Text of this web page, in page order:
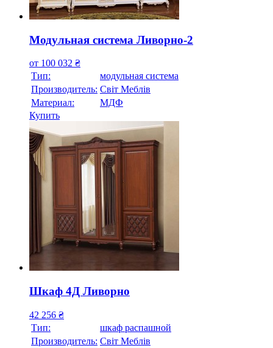
Модульная система Ливорно-2
от 100 032 ₴
Тип:
модульная система
Производитель: Свiт Меблiв
Материал:
МДФ
Купить
Шкаф 4Д Ливорно
42 256 ₴
Тип:
шкаф распашной
Производитель: Свiт Меблiв